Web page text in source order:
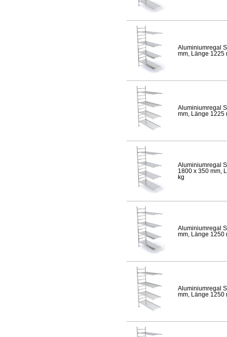
Aluminiumregal
mm, Länge 1225
Aluminiumregal
mm, Länge 1225
Aluminiumregal
1800 x 350 mm,
kg
Aluminiumregal
mm, Länge 1250
Aluminiumregal
mm, Länge 1250